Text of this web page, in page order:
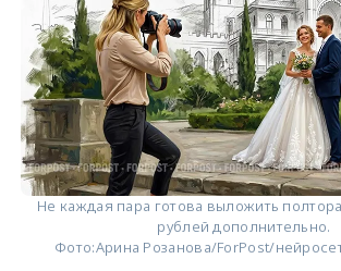
Не каждая пара готова выложить
рублей дополнительно.
Фото:Арина Розанова/ForPost/